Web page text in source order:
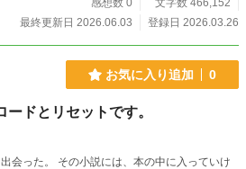
感想数 0
文字数 466,152
最終更新日 2026.06.03
登録日 2026.03.26
お気に入り追加 0
ドとリセットです。
会った。 その小説には、本の中に入っていけ